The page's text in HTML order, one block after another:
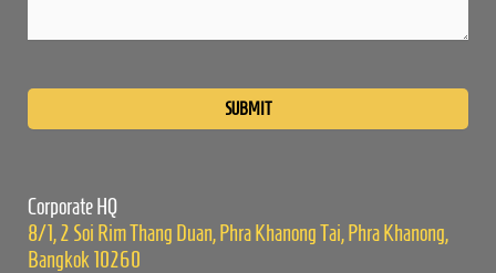
Corporate HQ
8/1, 2 Soi Rim Thang Duan, Phra Khanong Tai, Phra Khanong,
Bangkok 10260